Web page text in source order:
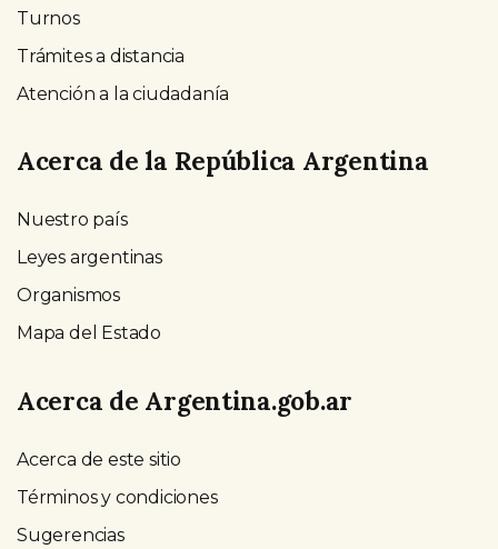
Turnos
Trámites a distancia
Atención a la ciudadanía
Acerca de la República Argentina
Nuestro país
Leyes argentinas
Organismos
Mapa del Estado
Acerca de Argentina.gob.ar
Acerca de este sitio
Términos y condiciones
Sugerencias